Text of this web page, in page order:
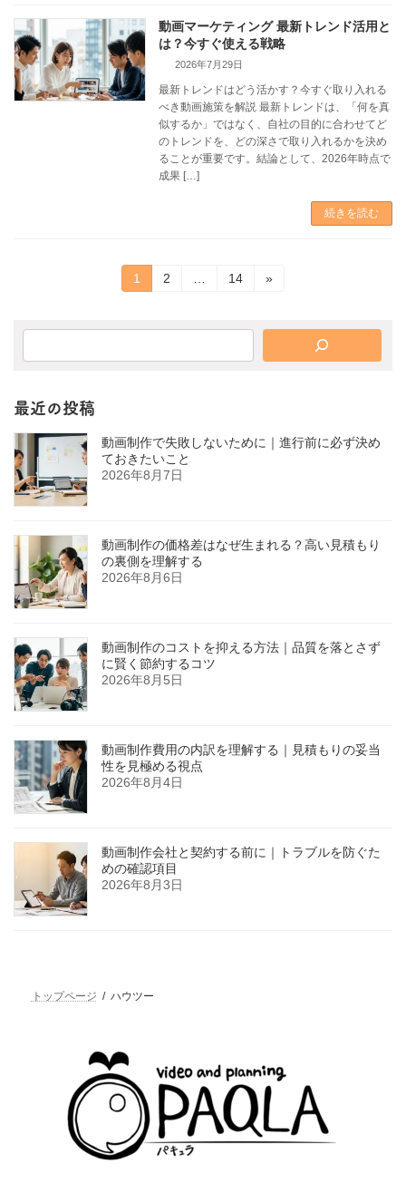
動画マーケティング 最新トレンド活用と
は？今すぐ使える戦略
2026年7月29日
最新トレンドはどう活かす？今すぐ取り入れる
べき動画施策を解説 最新トレンドは、「何を真
似するか」ではなく、自社の目的に合わせてど
のトレンドを、どの深さで取り入れるかを決め
ることが重要です。結論として、2026年時点で
成果 […]
続きを読む
の
ペ
ジ
送
り
固
定
ー
1
固
ー
2
固
ー
14 »
最近の投稿
動画制作で失敗しないために｜進行前に必ず決め
ておきたいこと
2026年8月7日
動画制作の価格差はなぜ生まれる？高い見積もり
の裏側を理解する
2026年8月6日
動画制作のコストを抑える方法｜品質を落とさず
に賢く節約するコツ
2026年8月5日
動画制作費用の内訳を理解する｜見積もりの妥当
性を見極める視点
2026年8月4日
動画制作会社と契約する前に｜トラブルを防ぐた
めの確認項目
2026年8月3日
トップページ ハウツー